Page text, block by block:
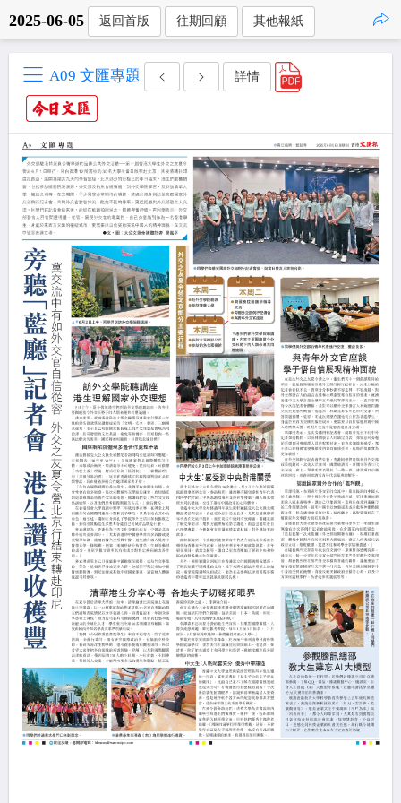
2025-06-05 返回首版 往期回顧 其他報紙
A09 文匯專題 詳情
點擊複製